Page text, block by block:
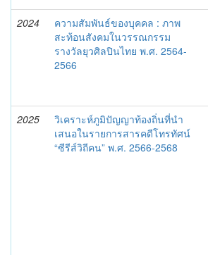
2024
ความสัมพันธ์ของบุคคล : ภาพ
สะท้อนสังคมในวรรณกรรม
รางวัลยุวศิลปินไทย พ.ศ. 2564-
2566
2025
วิเคราะห์ภูมิปัญญาท้องถิ่นที่นำ
เสนอในรายการสารคดีโทรทัศน์
“ซีรีส์วิถีคน” พ.ศ. 2566-2568